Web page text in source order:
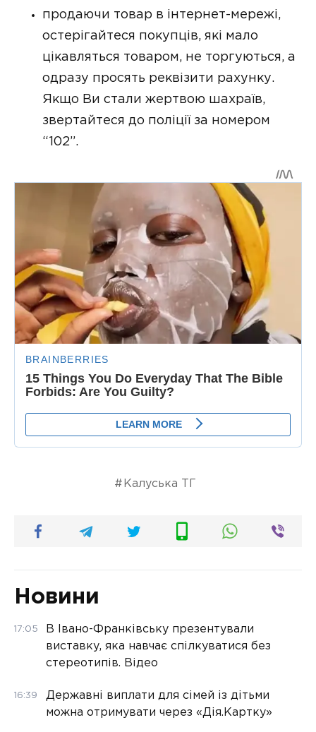
продаючи товар в інтернет-мережі,
остерігайтеся покупців, які мало
цікавляться товаром, не торгуються, а
одразу просять реквізити рахунку.
Якщо Ви стали жертвою шахраїв,
звертайтеся до поліції за номером
“102”.
Калуська ТГ
Новини
17:05
В Івано-Франківську презентували
виставку, яка навчає спілкуватися без
стереотипів. Відео
16:39
Державні виплати для сімей із дітьми
можна отримувати через «Дія.Картку»